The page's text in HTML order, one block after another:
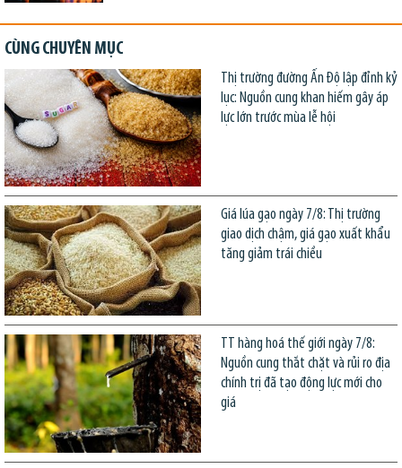
CÙNG CHUYÊN MỤC
Thị trường đường Ấn Độ lập đỉnh kỷ
lục: Nguồn cung khan hiếm gây áp
lực lớn trước mùa lễ hội
Giá lúa gạo ngày 7/8: Thị trường
giao dịch chậm, giá gạo xuất khẩu
tăng giảm trái chiều
TT hàng hoá thế giới ngày 7/8:
Nguồn cung thắt chặt và rủi ro địa
chính trị đã tạo động lực mới cho
giá